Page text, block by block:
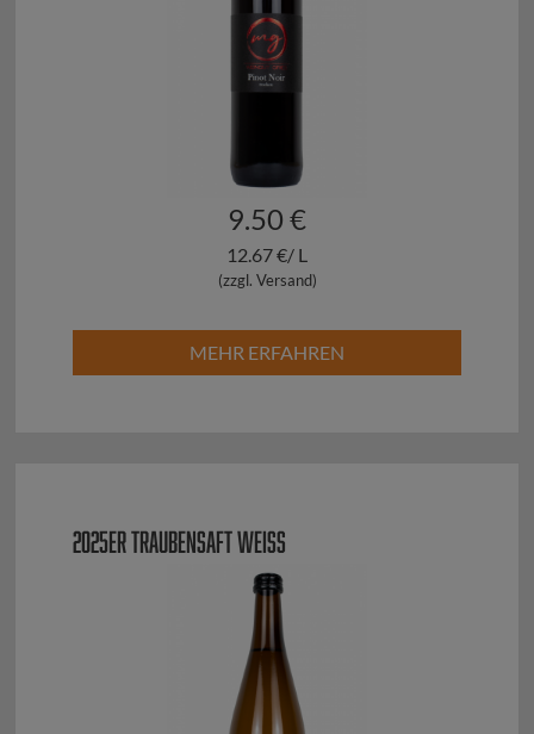
9.50 €
12.67 €/ L
(zzgl. Versand)
MEHR ERFAHREN
2025ER TRAUBENSAFT WEISS